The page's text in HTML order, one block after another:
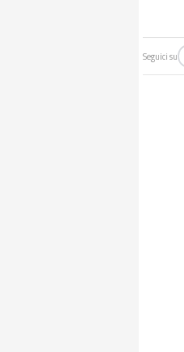
Seguici su